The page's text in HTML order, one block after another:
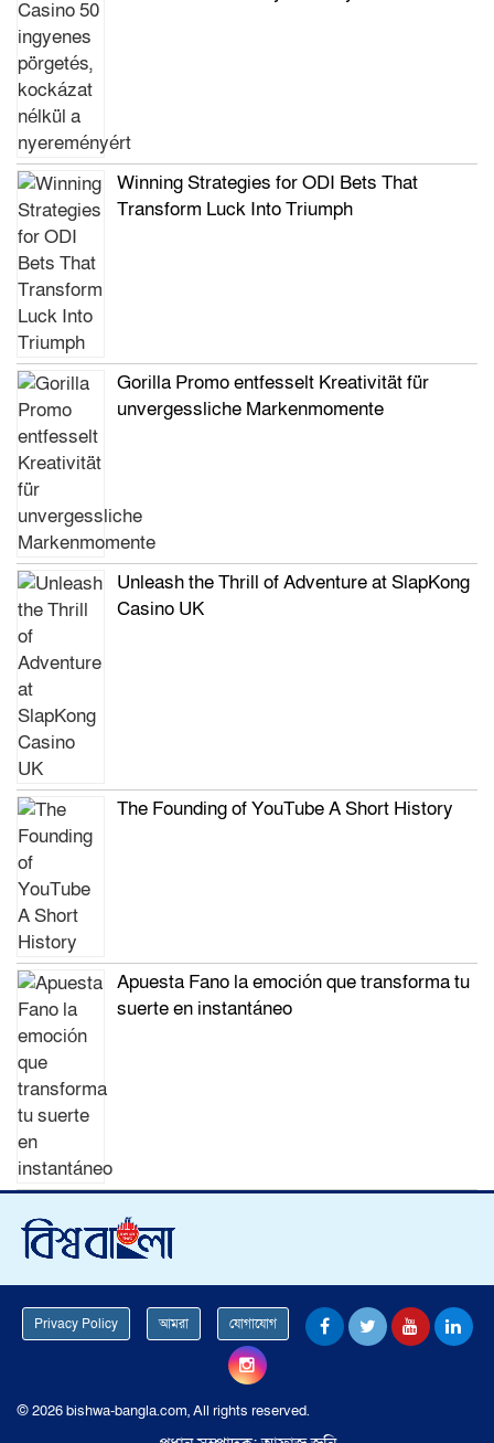
Winning Strategies for ODI Bets That
Transform Luck Into Triumph
Gorilla Promo entfesselt Kreativität für
unvergessliche Markenmomente
Unleash the Thrill of Adventure at SlapKong
Casino UK
The Founding of YouTube A Short History
Apuesta Fano la emoción que transforma tu
suerte en instantáneo
Privacy Policy আমরা যোগাযোগ
© 2026 bishwa-bangla.com, All rights reserved.